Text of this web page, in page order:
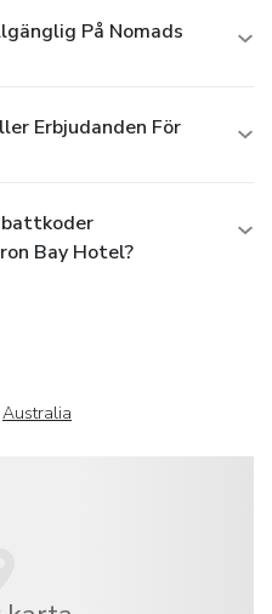
På Nomads
Erbjudanden För
Bay Hotel?
Australia